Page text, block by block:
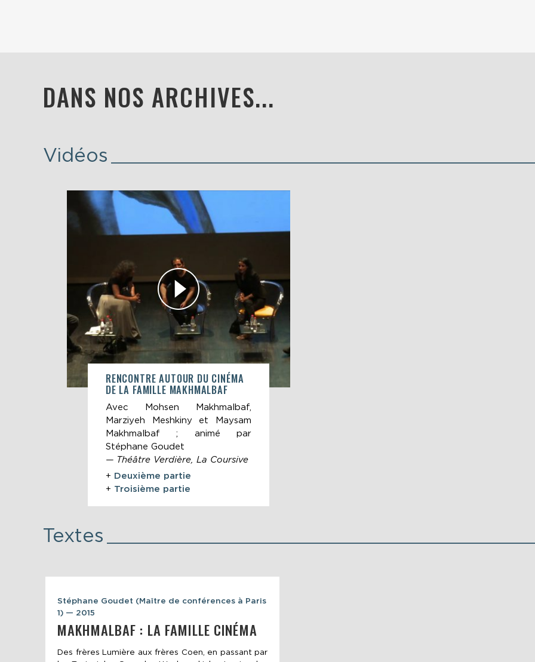
DANS NOS ARCHIVES...
Vidéos
RENCONTRE AUTOUR DU CINÉMA
DE LA FAMILLE MAKHMALBAF
Avec Mohsen Makhmalbaf,
Marziyeh Meshkiny et Maysam
Makhmalbaf ; animé par
Stéphane Goudet
— Théâtre Verdière, La Coursive
+ Deuxième partie
+ Troisième partie
Textes
Stéphane Goudet (Maître de conférences à Paris
1) — 2015
MAKHMALBAF : LA FAMILLE CINÉMA
Des frères Lumière aux frères Coen, en passant par